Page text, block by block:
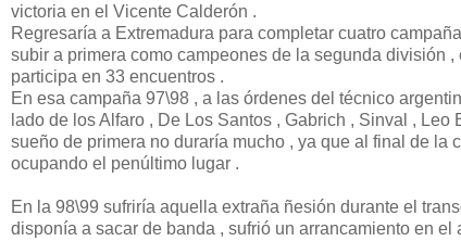
victoria en el Vicente Calderón .
Regresaría a Extremadura para completar cuatro
subir a primera como campeones de la segunda división
participa en 33 encuentros .
En esa campaña 97\98 , a las órdenes del técnico
lado de los Alfaro , De Los Santos , Gabrich , Sinval , Leo
sueño de primera no duraría mucho , ya que al final de la
ocupando el penúltimo lugar .
En la 98\99 sufriría aquella extraña ñesión durante el
disponía a sacar de banda , sufrió un arrancamiento en